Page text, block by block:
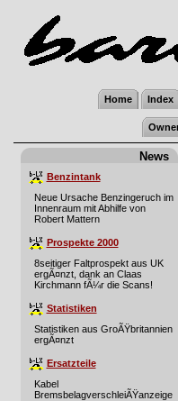
Home Index
News
Benzintank
Neue Ursache Benzingeruch im
Innenraum mit Abhilfe von
Robert Mattern
Prospekte 2000
8seitiger Faltprospekt aus UK
ergÃ¤nzt, dank an Claas
Kirchmann fÃ¼r die Scans!
Statistiken
Statistiken aus GroÃŸbritannien
ergÃ¤nzt
Ersatzteile
Kabel
BremsbelagverschleiÃŸanzeige